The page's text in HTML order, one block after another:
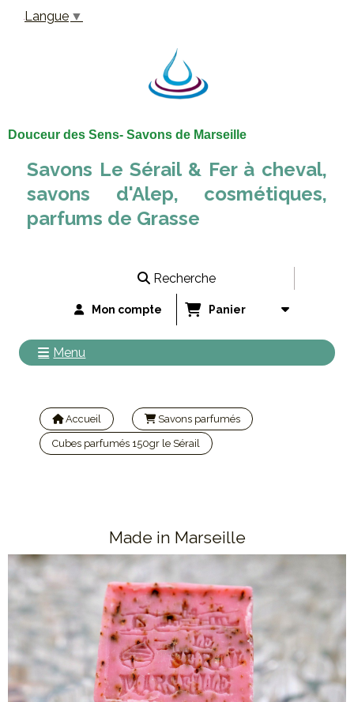
Douceur des Sens- Savons de Marseille
Savons Le Sérail & Fer à cheval,
savons d'Alep, cosmétiques,
parfums de Grasse
Recherche
Mon compte Panier
Menu
Accueil Savons parfumés
Cubes parfumés 150gr le Sérail
Made in Marseille
Langue ▼